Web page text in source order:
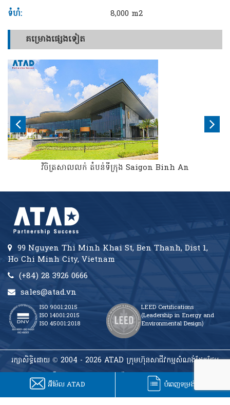
ទំហំ:
8,000 m2
គម្រោងផ្សេងទៀត
វិចិត្រសាលលក់ តំបន់ទីក្រុង Saigon Binh An
99 Nguyen Thi Minh Khai St, Ben Thanh, Dist 1,
Ho Chi Minh City, Vietnam
(+84) 28 3926 0666
sales@atad.vn
ISO 9001:2015
ISO 14001:2015
ISO 45001:2018
LEED Certifications
(Leadership in Energy and
Environmental Design)
រក្សាសិទ្ធិដោយ © 2004 - 2026 ATAD ក្រុមហ៊ុនសាជីវកម្មសំណង់ដែកថែប
អ៊ីម៉ែល ATAD បំពេញទម្រង់។